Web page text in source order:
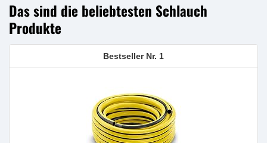
Das sind die beliebtesten Schlauch
Produkte
1